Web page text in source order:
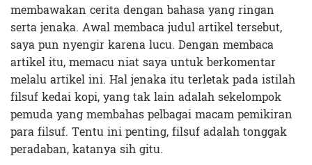
membawakan cerita dengan bahasa yang ringan
serta jenaka. Awal membaca judul artikel tersebut,
saya pun nyengir karena lucu. Dengan membaca
artikel itu, memacu niat saya untuk berkomentar
melalu artikel ini. Hal jenaka itu terletak pada istilah
filsuf kedai kopi, yang tak lain adalah sekelompok
pemuda yang membahas pelbagai macam pemikiran
para filsuf. Tentu ini penting, filsuf adalah tonggak
peradaban, katanya sih gitu.